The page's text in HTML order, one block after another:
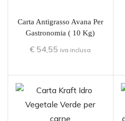
Carta Antigrasso Avana Per
Gastronomia ( 10 Kg)
€ 54,55 iva inclusa